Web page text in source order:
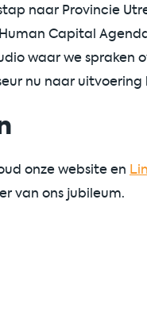
naar Provincie
Capital
waar we spraken
nu naar uitvoering
onze website en
van ons jubileum.